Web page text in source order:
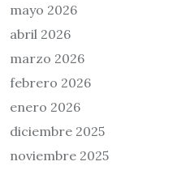
mayo 2026
abril 2026
marzo 2026
febrero 2026
enero 2026
diciembre 2025
noviembre 2025